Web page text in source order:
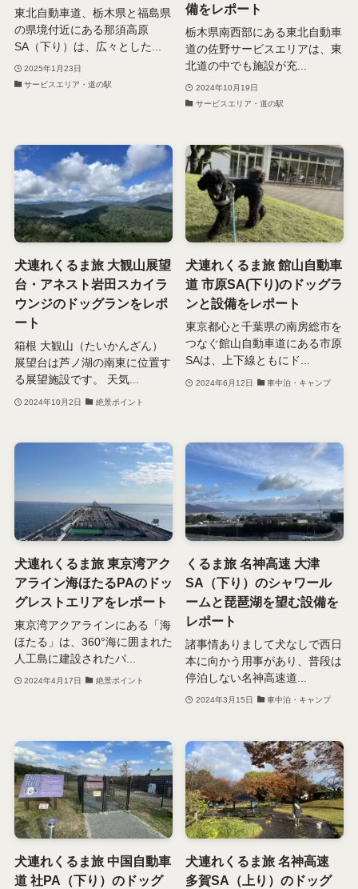
東北自動車道、栃木県と福島県
の県境付近にある那須高原
SA（下り）は、広々とした...
2025年1月23日
サービスエリア・道の駅
備をレポート
栃木県南西部にある東北自動車
道の佐野サービスエリアは、東
北道の中でも施設が充...
2024年10月19日
サービスエリア・道の駅
犬連れくるま旅 大観山展望
台・アネスト岩田スカイラ
ウンジのドッグランをレポ
ート
箱根 大観山（たいかんざん）
展望台は芦ノ湖の南東に位置す
る展望施設です。 天気...
2024年10月2日 絶景ポイント
犬連れくるま旅 館山自動車
道 市原SA(下り)のドッグラ
ンと設備をレポート
東京都心と千葉県の南房総市を
つなぐ館山自動車道にある市原
SAは、上下線ともにド...
2024年6月12日 車中泊・キャンプ
犬連れくるま旅 東京湾アク
アライン海ほたるPAのドッ
グレストエリアをレポート
東京湾アクアラインにある「海
ほたる」は、360°海に囲まれた
人工島に建設されたパ...
2024年4月17日 絶景ポイント
くるま旅 名神高速 大津
SA（下り）のシャワール
ームと琵琶湖を望む設備を
レポート
諸事情ありまして犬なしで西日
本に向かう用事があり、普段は
停泊しない名神高速道...
2024年3月15日 車中泊・キャンプ
犬連れくるま旅 中国自動車
道 社PA（下り）のドッグ
犬連れくるま旅 名神高速
多賀SA（上り）のドッグ